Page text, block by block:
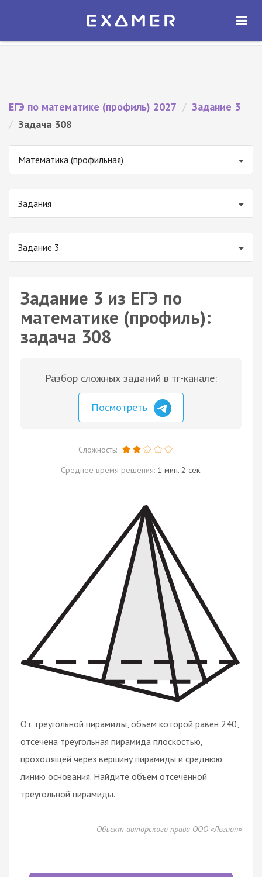
Экзамер — ЕГЭ 2027
ОТКРЫТЬ
ЕГЭ по математике (профиль) 2027 / Задание 3
/ Задача 308
Математика (профильная)
Задания
Задание 3
Задание 3 из ЕГЭ по
математике (профиль):
задача 308
Разбор сложных заданий в тг-канале:
Посмотреть
Сложность:
Среднее время решения: 1 мин. 2 сек.
От треугольной пирамиды, объём которой равен 240,
отсечена треугольная пирамида плоскостью,
проходящей через вершину пирамиды и среднюю
линию основания. Найдите объём отсечённой
треугольной пирамиды.
Объект авторского права ООО «Легион»